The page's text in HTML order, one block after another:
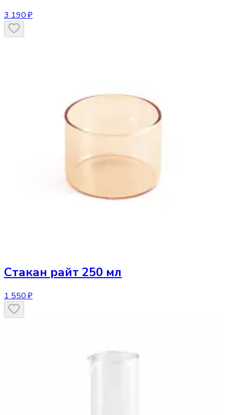
3 190 ₽
Стакан райт 250 мл
1 550 ₽